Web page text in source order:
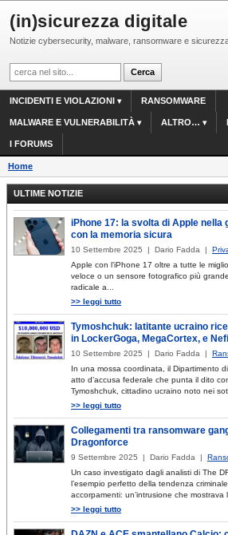
(in)sicurezza digitale
Notizie cybersecurity, malware, ransomware e
INCIDENTI E VIOLAZIONI RANSOMWARE
MALWARE E VULNERABILITÀ ALTRO…
I FORUMS
Home
ULTIME NOTIZIE
iPhone 17: la svolta di Apple nella
con la memoria sicura
10 Settembre 2025 | Dario Fadda |
Apple con l’iPhone 17 oltre a tutte le
veloce o un sensore fotografico più
radicale a...
>> leggi tutto
Tymoshchuk: latitante ucraino
in LockerGoga, MegaCortex, e
10 Settembre 2025 | Dario Fadda |
In una mossa coordinata, il Dipartimento
atto d’accusa federale che punta il dito
Tymoshchuk, cittadino ucraino noto nei
>> leggi tutto
Collegamenti tra ransomware
Dragonforce
9 Settembre 2025 | Dario Fadda |
Un caso investigato dagli analisti di The
l’esempio perfetto della tendenza
accorpamenti: un’intrusione che mostrava
>> leggi tutto